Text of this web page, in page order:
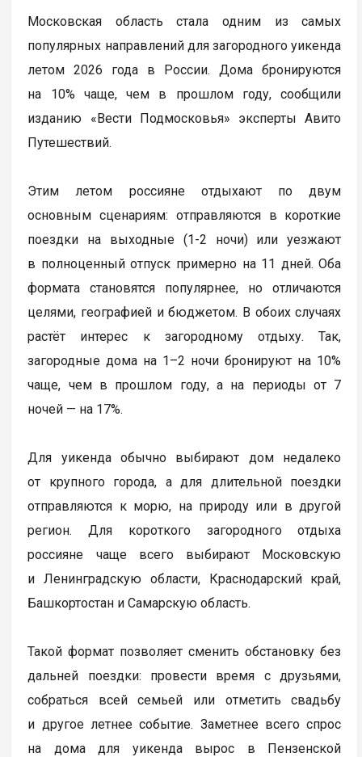
Московская область стала одним из самых
популярных направлений для загородного уикенда
летом 2026 года в России. Дома бронируются
на 10% чаще, чем в прошлом году, сообщили
изданию «Вести Подмосковья» эксперты Авито
Путешествий.
Этим летом россияне отдыхают по двум
основным сценариям: отправляются в короткие
поездки на выходные (1-2 ночи) или уезжают
в полноценный отпуск примерно на 11 дней. Оба
формата становятся популярнее, но отличаются
целями, географией и бюджетом. В обоих случаях
растёт интерес к загородному отдыху. Так,
загородные дома на 1–2 ночи бронируют на 10%
чаще, чем в прошлом году, а на периоды от 7
ночей — на 17%.
Для уикенда обычно выбирают дом недалеко
от крупного города, а для длительной поездки
отправляются к морю, на природу или в другой
регион. Для короткого загородного отдыха
россияне чаще всего выбирают Московскую
и Ленинградскую области, Краснодарский край,
Башкортостан и Самарскую область.
Такой формат позволяет сменить обстановку без
дальней поездки: провести время с друзьями,
собраться всей семьей или отметить свадьбу
и другое летнее событие. Заметнее всего спрос
на дома для уикенда вырос в Пензенской